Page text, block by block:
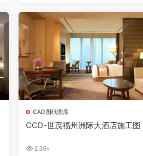
CAD图纸图库
CCD-世茂福州洲际大酒店施工图
2.36k